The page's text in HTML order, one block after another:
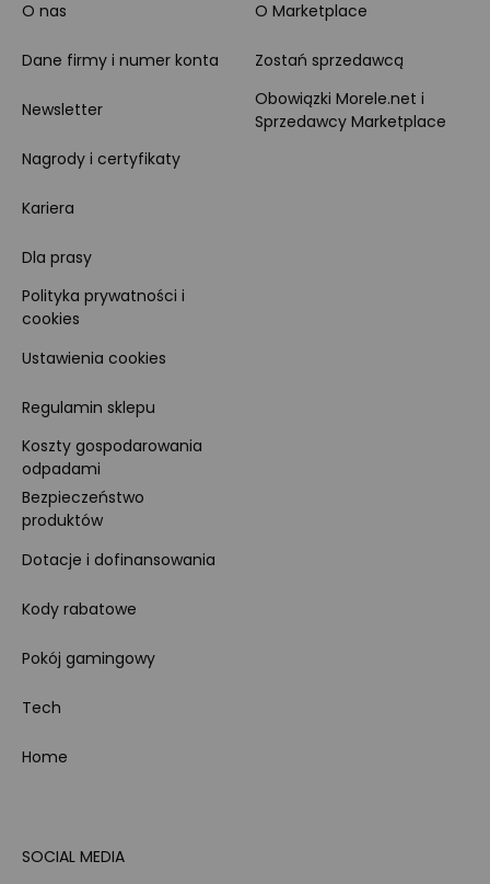
O nas
Dane firmy i numer konta
Newsletter
Nagrody i certyfikaty
Kariera
Dla prasy
Polityka prywatności i
cookies
Ustawienia cookies
Regulamin sklepu
Koszty gospodarowania
odpadami
Bezpieczeństwo
produktów
Dotacje i dofinansowania
Kody rabatowe
Pokój gamingowy
Tech
Home
O Marketplace
Zostań sprzedawcą
Obowiązki Morele.net i
Sprzedawcy Marketplace
SOCIAL MEDIA